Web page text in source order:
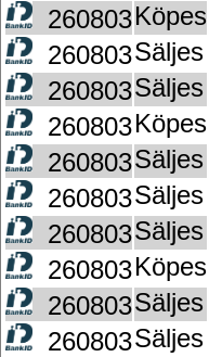
260803Köpes
260803Säljes
260803Säljes
260803Köpes
260803Säljes
260803Säljes
260803Säljes
260803Köpes
260803Säljes
260803Säljes